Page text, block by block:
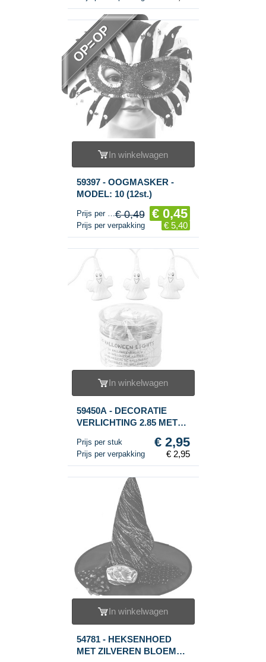
OP=OP
In winkelwagen
59397 - OOGMASKER -
MODEL: 10 (12st.)
Prijs per stuk€ 0,49 € 0,45
Prijs per verpakking € 5,40
In winkelwagen
59450A - DECORATIE
VERLICHTING 2.85 METER
Prijs per stuk € 2,95
Prijs per verpakking € 2,95
In winkelwagen
54781 - HEKSENHOED
MET ZILVEREN BLOEM